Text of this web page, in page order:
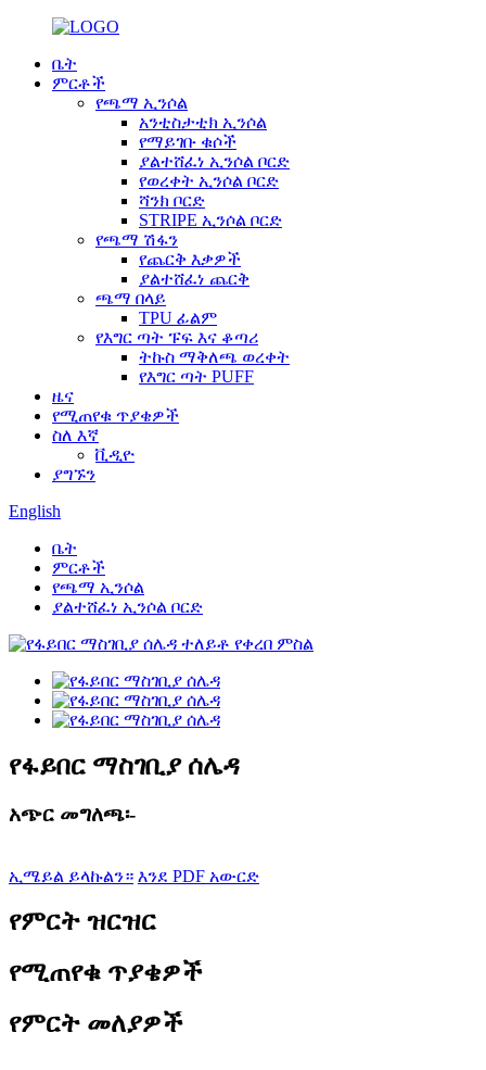
ቤት
ምርቶች
የጫማ ኢንሶል
አንቲስታቲክ ኢንሶል
የማይገቡ ቁሶች
ያልተሸፈነ ኢንሶል ቦርድ
የወረቀት ኢንሶል ቦርድ
ሻንክ ቦርድ
STRIPE ኢንሶል ቦርድ
የጫማ ሽፋን
የጨርቅ እቃዎች
ያልተሸፈነ ጨርቅ
ጫማ በላይ
TPU ፊልም
የእግር ጣት ፑፍ እና ቆጣሪ
ትኩስ ማቅለጫ ወረቀት
የእግር ጣት PUFF
ዜና
የሚጠየቁ ጥያቄዎች
ስለ እኛ
ቪዲዮ
ያግኙን
English
ቤት
ምርቶች
የጫማ ኢንሶል
ያልተሸፈነ ኢንሶል ቦርድ
የፋይበር ማስገቢያ ሰሌዳ
አጭር መግለጫ፡-
ኢሜይል ይላኩልን። እንደ PDF አውርድ
የምርት ዝርዝር
የሚጠየቁ ጥያቄዎች
የምርት መለያዎች